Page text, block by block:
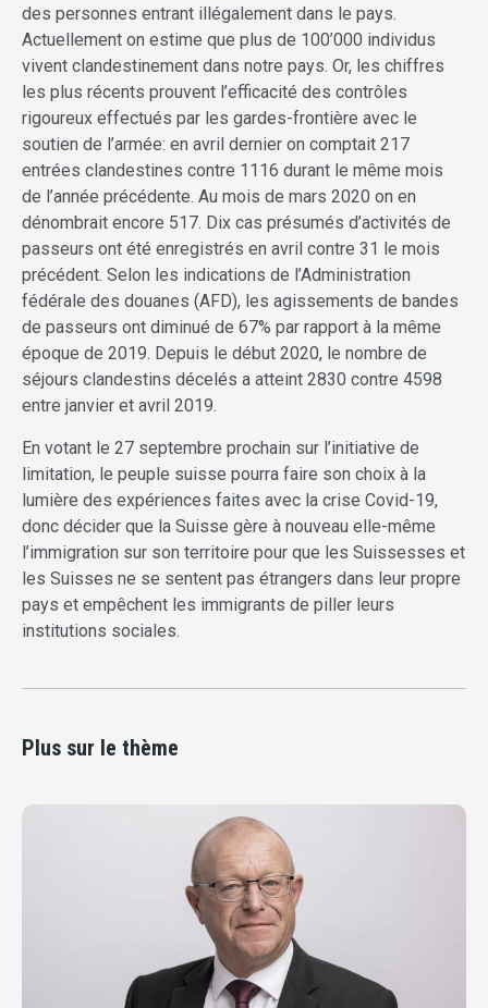
des personnes entrant illégalement dans le pays.
Actuellement on estime que plus de 100’000 individus
vivent clandestinement dans notre pays. Or, les chiffres
les plus récents prouvent l’efficacité des contrôles
rigoureux effectués par les gardes-frontière avec le
soutien de l’armée: en avril dernier on comptait 217
entrées clandestines contre 1116 durant le même mois
de l’année précédente. Au mois de mars 2020 on en
dénombrait encore 517. Dix cas présumés d’activités de
passeurs ont été enregistrés en avril contre 31 le mois
précédent. Selon les indications de l’Administration
fédérale des douanes (AFD), les agissements de bandes
de passeurs ont diminué de 67% par rapport à la même
époque de 2019. Depuis le début 2020, le nombre de
séjours clandestins décelés a atteint 2830 contre 4598
entre janvier et avril 2019.
En votant le 27 septembre prochain sur l’initiative de
limitation, le peuple suisse pourra faire son choix à la
lumière des expériences faites avec la crise Covid-19,
donc décider que la Suisse gère à nouveau elle-même
l’immigration sur son territoire pour que les Suissesses et
les Suisses ne se sentent pas étrangers dans leur propre
pays et empêchent les immigrants de piller leurs
institutions sociales.
Plus sur le thème